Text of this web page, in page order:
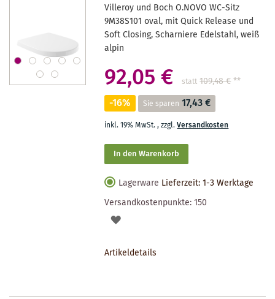
Villeroy und Boch O.NOVO WC-Sitz
9M38S101 oval, mit Quick Release und
Soft Closing, Scharniere Edelstahl, weiß
alpin
92,05 € statt 109,48 €**
-16% Sie sparen 17,43 €
inkl. 19% MwSt.,zzgl.Versandkosten
In den Warenkorb
Lagerware Lieferzeit: 1-3 Werktage
Versandkostenpunkte:150
AUF
Artikeldetails